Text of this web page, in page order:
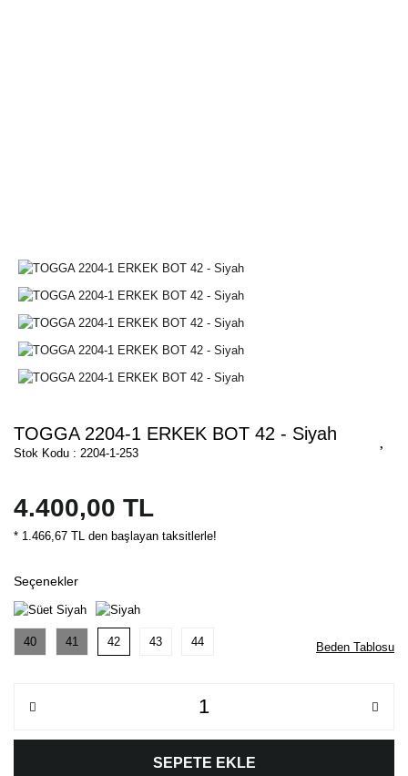
TOGGA 2204-1 ERKEK BOT 42 - Siyah
Stok Kodu : 2204-1-253
4.400,00 TL
* 1.466,67 TL den başlayan taksitlerle!
Seçenekler
40 41 42 43 44 Beden Tablosu
SEPETE EKLE